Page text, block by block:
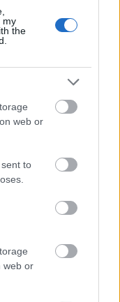
my
the
web or
to
web or